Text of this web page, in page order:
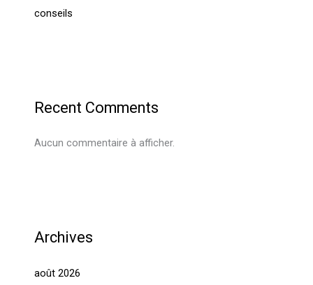
conseils
Recent Comments
Aucun commentaire à afficher.
Archives
août 2026